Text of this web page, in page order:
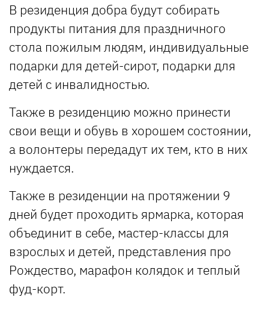
В резиденция добра будут собирать
продукты питания для праздничного
стола пожилым людям, индивидуальные
подарки для детей-сирот, подарки для
детей с инвалидностью.
Также в резиденцию можно принести
свои вещи и обувь в хорошем состоянии,
а волонтеры передадут их тем, кто в них
нуждается.
Также в резиденции на протяжении 9
дней будет проходить ярмарка, которая
объединит в себе, мастер-классы для
взрослых и детей, представления про
Рождество, марафон колядок и теплый
фуд-корт.